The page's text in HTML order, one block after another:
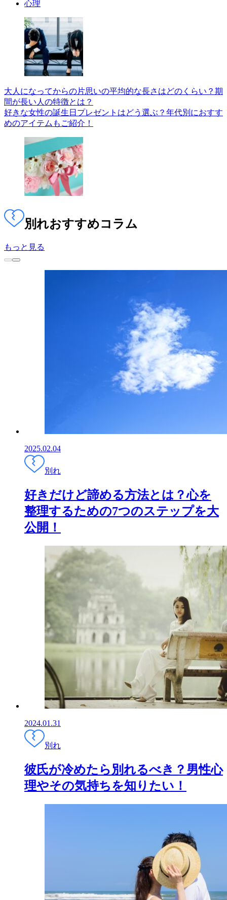
心理
大人になってからの片思いの平均的な長さはどのくらい？期
間が長い人の特徴とは？
好きな女性の誕生日プレゼントはどう選ぶ？年代別におすす
めのアイテムもご紹介！
別れおすすめコラム
もっと見る
2025.02.04
別れ
好きだけど諦める方法とは？心を
整理するための7つのステップを大
公開！
2024.01.31
別れ
彼氏が冷めたら別れるべき？男性心
理やその気持ちを知りたい！